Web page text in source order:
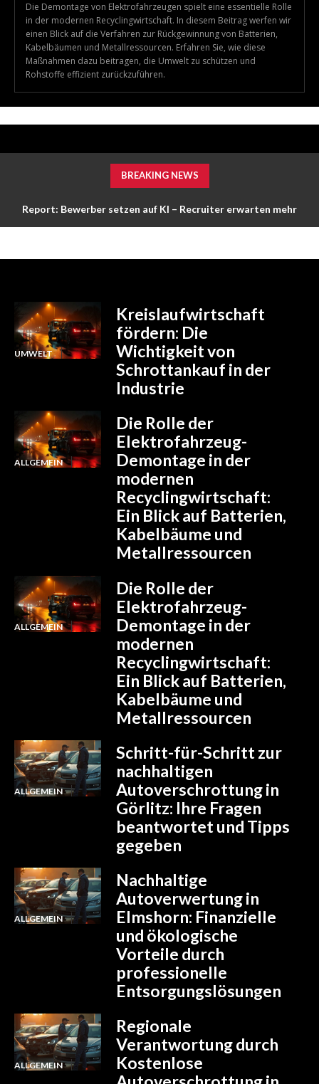
Die Demontage von Elektrofahrzeugen spielt eine essentielle Rolle
in der modernen Recyclingwirtschaft. In diesem Beitrag werfen wir
einen Blick auf die Verfahren zur Rückgewinnung von Batterien,
Kabelbäumen und Metallressourcen. Erfahren Sie, wie diese
Maßnahmen dazu beitragen, die Umwelt zu schützen und
Rohstoffe effizient zurückzuführen.
BREAKING NEWS
Report: Bewerber setzen auf KI – Recruiter erwarten mehr
UMWELT
Kreislaufwirtschaft
fördern: Die
Wichtigkeit von
Schrottankauf in der
Industrie
ALLGEMEIN
Die Rolle der
Elektrofahrzeug-
Demontage in der
modernen
Recyclingwirtschaft:
Ein Blick auf Batterien,
Kabelbäume und
Metallressourcen
ALLGEMEIN
Die Rolle der
Elektrofahrzeug-
Demontage in der
modernen
Recyclingwirtschaft:
Ein Blick auf Batterien,
Kabelbäume und
Metallressourcen
ALLGEMEIN
Schritt-für-Schritt zur
nachhaltigen
Autoverschrottung in
Görlitz: Ihre Fragen
beantwortet und Tipps
gegeben
ALLGEMEIN
Nachhaltige
Autoverwertung in
Elmshorn: Finanzielle
und ökologische
Vorteile durch
professionelle
Entsorgungslösungen
ALLGEMEIN
Regionale
Verantwortung durch
Kostenlose